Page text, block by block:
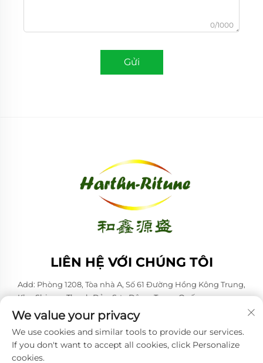
0/1000
Gửi
LIÊN HỆ VỚI CHÚNG TÔI
Add: Phòng 1208, Tòa nhà A, Số 61 Đường Hồng Kông Trung,
Khu Shinan, Thanh Đảo, Sơn Đông, Trung Quốc
ĐT:+86-53285879528
Email: [email protected]
We value your privacy
We use cookies and similar tools to provide our services.
If you don't want to accept all cookies, click Personalize
cookies.